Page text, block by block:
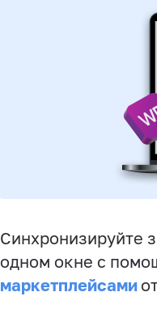
Синхронизируйте
одном окне с
маркетплейсами